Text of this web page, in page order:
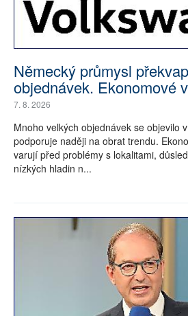
Německý průmysl
objednávek. Ekonomové
7. 8. 2026
Mnoho velkých objednávek se objevilo
podporuje naději na obrat trendu.
varují před problémy s lokalitami,
nízkých hladin n...